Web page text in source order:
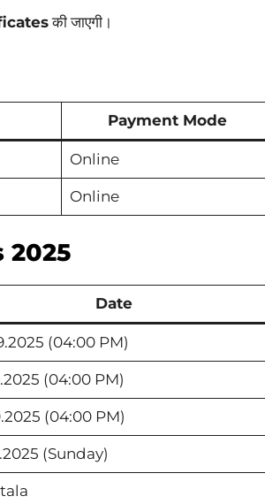
की जाएगी।
Payment Mode
Online
Online
2025
Date
(04:00 PM)
(04:00 PM)
(04:00 PM)
(Sunday)